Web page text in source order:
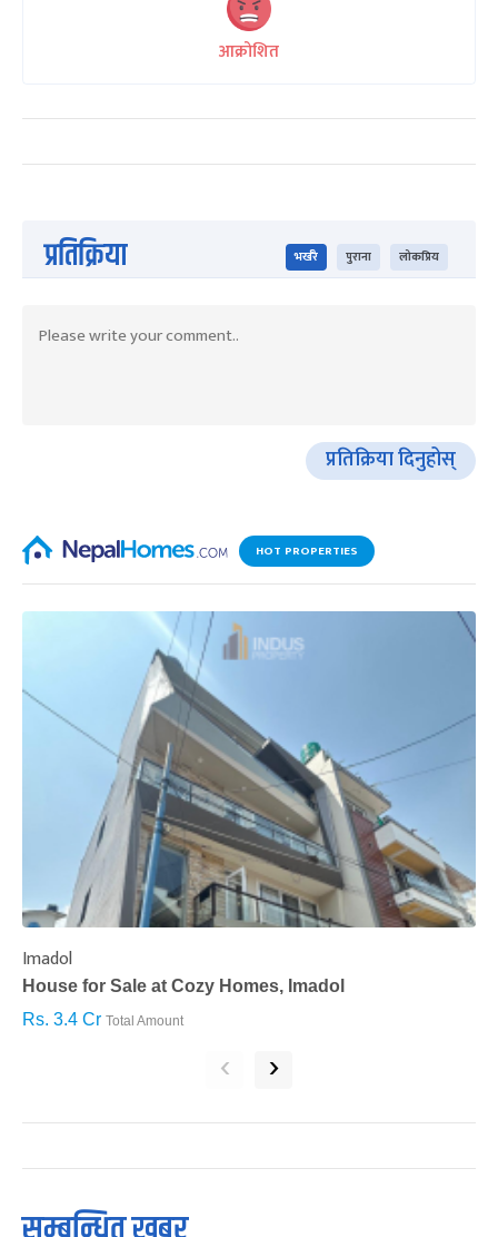
आक्रोशित
प्रतिक्रिया भर्खरै पुराना लोकप्रिय
प्रतिक्रिया दिनुहोस्
HOT PROPERTIES
Imadol
House for Sale at Cozy Homes, Imadol
Rs. 3.4 Cr Total Amount
‹ ›